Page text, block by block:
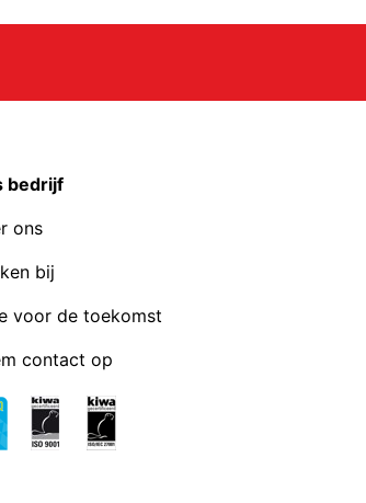
bedrijf
ons
bij
voor de toekomst
contact op